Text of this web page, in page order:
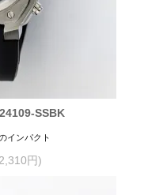
SSBK
インパクト
円)